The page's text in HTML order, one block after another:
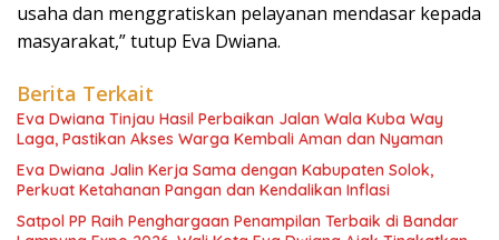
usaha dan menggratiskan pelayanan mendasar kepada
masyarakat,” tutup Eva Dwiana.
Berita Terkait
Eva Dwiana Tinjau Hasil Perbaikan Jalan Wala Kuba Way
Laga, Pastikan Akses Warga Kembali Aman dan Nyaman
Eva Dwiana Jalin Kerja Sama dengan Kabupaten Solok,
Perkuat Ketahanan Pangan dan Kendalikan Inflasi
Satpol PP Raih Penghargaan Penampilan Terbaik di Bandar